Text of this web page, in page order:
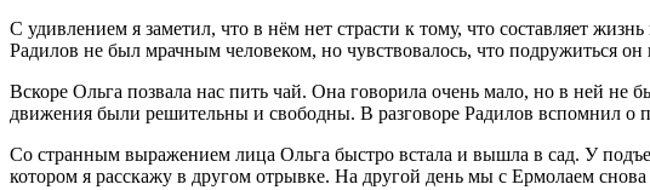
С удивлением я заметил, что в нём нет страсти к тому, что составляет
Радилов не был мрачным человеком, но чувствовалось, что подружиться
Вскоре Ольга позвала нас пить чай. Она говорила очень мало, но в ней не
движения были решительны и свободны. В разговоре Радилов вспомнил о
Со странным выражением лица Ольга быстро встала и вышла в сад. У
котором я расскажу в другом отрывке. На другой день мы с Ермолаем снова